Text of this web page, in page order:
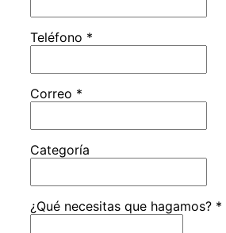
Teléfono *
Correo *
Categoría
¿Qué necesitas que hagamos? *